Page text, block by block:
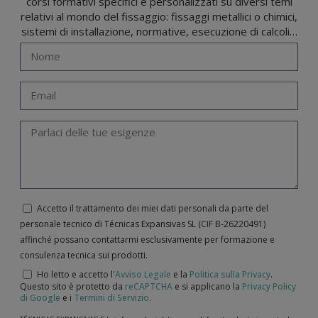
relativi al mondo del fissaggio: fissaggi metallici o chimici,
sistemi di installazione, normative, esecuzione di calcoli…
Accetto il trattamento dei miei dati personali da parte del
personale tecnico di Técnicas Expansivas SL (CIF B-­26220491)
affinché possano contattarmi esclusivamente per formazione e
consulenza tecnica sui prodotti.
Ho letto e accetto l'Avviso Legale e la Politica sulla Privacy.
Questo sito è protetto da reCAPTCHA e si applicano la Privacy Policy
di Google e i Termini di Servizio.